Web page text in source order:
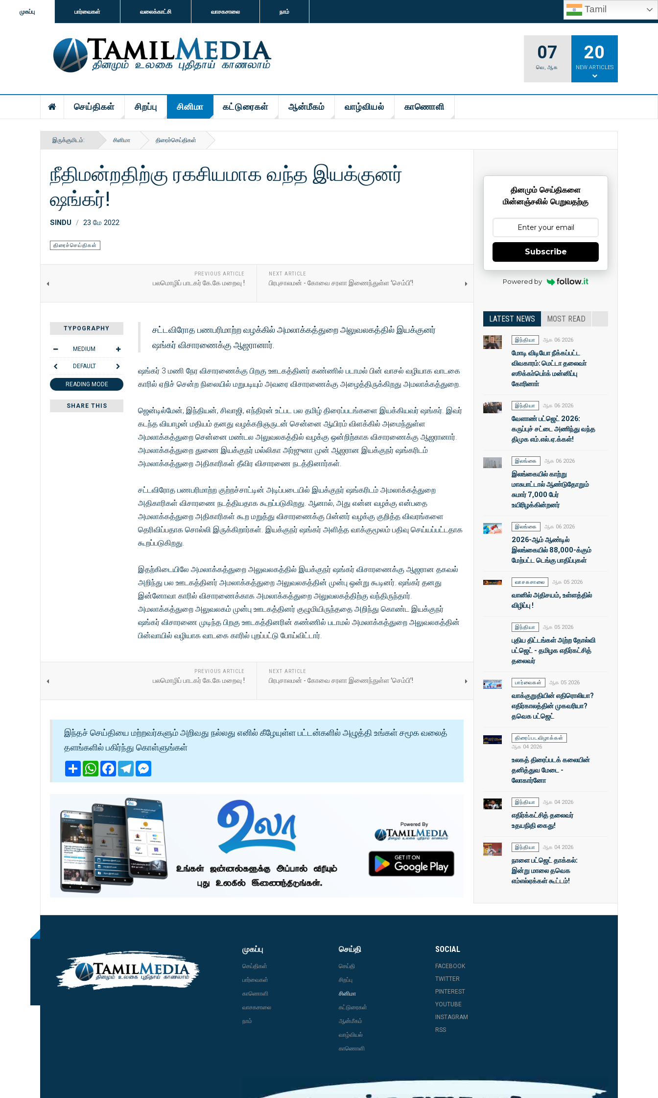
முகப்பு பார்வைகள் வலைக்காட்சி வாசகசாலை நாம் Tamil
07
வெ,ஆக
20
NEW ARTICLES
செய்திகள் சிறப்பு சினிமா கட்டுரைகள் ஆன்மீகம் வாழ்வியல் காணொளி
இருக்குமிடம்: சினிமா திரைச்செய்திகள்
நீதிமன்றதிற்கு ரகசியமாக வந்த இயக்குனர்
ஷங்கர்!
SINDU 23 மே 2022
திரைச்செய்திகள்
PREVIOUS ARTICLE
பலமொழிப் பாடகர் கே.கே மறைவு !
NEXT ARTICLE
பிரபுசாலமன் - கோவை சரளா இணைந்துள்ள ‘செம்பி’!
TYPOGRAPHY
MEDIUM
DEFAULT
READING MODE
SHARE THIS
சட்டவிரோத பணபரிமாற்ற வழக்கில் அமலாக்கத்துறை அலுவலகத்தில் இயக்குனர்
ஷங்கர் விசாரணைக்கு ஆஜரானார்.
ஷங்கர் 3 மணி நேர விசாரணைக்கு பிறகு ஊடகத்தினர் கண்ணில் படாமல் பின் வாசல் வழியாக வாடகை
காரில் ஏறிச் சென்ற நிலையில் மறுபடியும் அவரை விசாரணைக்கு அழைத்திருக்கிறது அமலாக்கத்துறை.
ஜென்டில்மேன், இந்தியன், சிவாஜி, எந்திரன் உட்பட பல தமிழ் திரைப்படங்களை இயக்கியவர் ஷங்கர். இவர்
கடந்த வியாழன் மதியம் தனது வழக்கறிஞருடன் சென்னை ஆயிரம் விளக்கில் அமைந்துள்ள
அமலாக்கத்துறை சென்னை மண்டல அலுவலகத்தில் வழக்கு ஒன்றிற்காக விசாரணைக்கு ஆஜரானார்.
அமலாக்கத்துறை துணை இயக்குநர் மல்லிகா அர்ஜுனா முன் ஆஜரான இயக்குநர் ஷங்கரிடம்
அமலாக்கத்துறை அதிகாரிகள் தீவிர விசாரணை நடத்தினார்கள்.
சட்டவிரோத பணபரிமாற்ற குற்றச்சாட்டின் அடிப்படையில் இயக்குநர் ஷங்கரிடம் அமலாக்கத்துறை
அதிகாரிகள் விசாரணை நடத்தியதாக கூறப்படுகிறது. ஆனால், அது என்ன வழக்கு என்பதை
அமலாக்கத்துறை அதிகாரிகள் கூற மறுத்து விசாரணைக்கு பின்னர் வழக்கு குறித்த விவரங்களை
தெரிவிப்பதாக சொல்லி இருக்கிறார்கள். இயக்குநர் ஷங்கர் அளித்த வாக்குமூலம் பதிவு செய்யப்பட்டதாக
கூறப்படுகிறது.
இதற்கிடையிலே அமலாக்கத்துறை அலுவலகத்தில் இயக்குநர் ஷங்கர் விசாரணைக்கு ஆஜரான தகவல்
அறிந்து பல ஊடகத்தினர் அமலாக்கத்துறை அலுவலகத்தின் முன்பு ஒன்று கூடினர். ஷங்கர் தனது
இன்னோவா காரில் விசாரணைக்காக அமலாக்கத்துறை அலுவலகத்திற்கு வந்திருந்தார்.
அமலாக்கத்துறை அலுவலகம் முன்பு ஊடகத்தினர் குழுமியிருந்ததை அறிந்து கொண்ட இயக்குநர்
ஷங்கர் விசாரணை முடிந்த பிறகு ஊடகத்தினரின் கண்ணில் படாமல் அமலாக்கத்துறை அலுவலகத்தின்
பின்வாயில் வழியாக வாடகை காரில் புறப்பட்டு போய்விட்டார்.
PREVIOUS ARTICLE
பலமொழிப் பாடகர் கே.கே மறைவு !
NEXT ARTICLE
பிரபுசாலமன் - கோவை சரளா இணைந்துள்ள ‘செம்பி’!
இந்தச் செய்தியை மற்றவர்களும் அறிவது நல்லது எனில் கீழேயுள்ள பட்டன்களில் அழுத்தி உங்கள் சமூக வலைத்
தளங்களில் பகிர்ந்து கொள்ளுங்கள்
ShareWhatsApp
Facebook
Telegram
தினமும் செய்திகளை
மின்னஞ்சலில் பெறுவதற்கு
Subscribe
Powered by
LATEST NEWS MOST READ
இந்தியா ஆக 06 2026
மோடி விடியோ நீக்கப்பட்ட
விவகாரம்: மெட்டா தலைவா்
ஸூக்கா்பொ்க் மன்னிப்பு
கோரினாா்
இந்தியா ஆக 06 2026
வேளாண் பட்ஜெட் 2026:
கருப்புச் சட்டை அணிந்து வந்த
திமுக எம்.எல்.ஏ.க்கள்!
இலங்கை ஆக 06 2026
இலங்கையில் காற்று
மாசுபாட்டால் ஆண்டுதோறும்
சுமார் 7,000 பேர்
உயிரிழக்கின்றனர்
இலங்கை ஆக 06 2026
2026-ஆம் ஆண்டில்
இலங்கையில் 88,000-க்கும்
மேற்பட்ட டெங்கு பாதிப்புகள்
வாசகசாலை ஆக 05 2026
வானில் அதிசயம், உள்ளத்தில்
விழிப்பு !
இந்தியா ஆக 05 2026
புதிய திட்டங்கள் அற்ற தோல்வி
பட்ஜெட் - தமிழக எதிர்கட்சித்
தலைவர்
பார்வைகள் ஆக 05 2026
வாக்குறுதியின் எதிரொலியா?
எதிர்காலத்தின் முகவரியா?
தவெக பட்ஜெட்
திரைப்படவிழாக்கள்
ஆக 04 2026
உலகத் திரைப்படக் கலையின்
தனித்துவ மேடை -
லோகார்னோ
இந்தியா ஆக 04 2026
எதிர்க்கட்சித் தலைவர்
உதயநிதி கைது!
இந்தியா ஆக 04 2026
நாளை பட்ஜெட் தாக்கல்:
இன்று மாலை தவெக
எம்எல்ஏக்கள் கூட்டம்!
முகப்பு
செய்திகள்
பார்வைகள்
காணொளி
வாசகசாலை
நாம்
செய்தி
செய்தி
சிறப்பு
சினிமா
கட்டுரைகள்
ஆன்மீகம்
வாழ்வியல்
காணொளி
SOCIAL
FACEBOOK
TWITTER
PINTEREST
YOUTUBE
INSTAGRAM
RSS